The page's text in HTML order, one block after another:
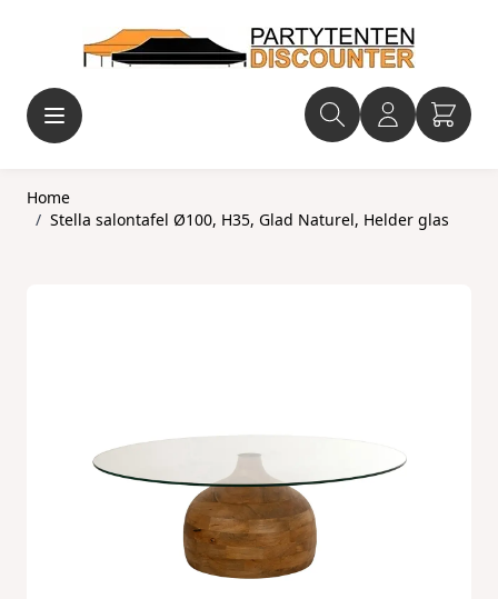
Home
/ Stella salontafel Ø100, H35, Glad Naturel, Helder glas